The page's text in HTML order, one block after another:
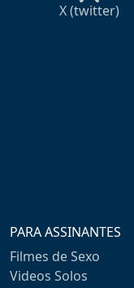
X (twitter)
PARA ASSINANTES
Filmes de Sexo
Videos Solos